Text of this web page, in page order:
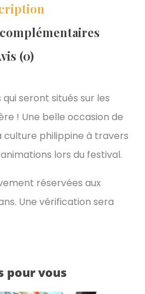
(0)
seront situés sur les
! Une belle occasion de
culture philippine à travers
lors du festival.
réservées aux
Une vérification sera
pour vous